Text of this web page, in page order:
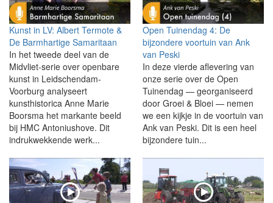
Kunst in LV: Albert Termote &
De Barmhartige Samaritaan
In het tweede deel van de
Midvliet-serie over openbare
kunst in Leidschendam-
Voorburg analyseert
kunsthistorica Anne Marie
Boorsma het markante beeld
bij HMC Antoniushove. Dit
indrukwekkende werk...
Open Tuinendag 4: De
bijzondere voortuin van Ank
van Peski
In deze vierde aflevering van
onze serie over de Open
Tuinendag — georganiseerd
door Groei & Bloei — nemen
we een kijkje in de voortuin van
Ank van Peski. Dit is een heel
bijzondere tuin...